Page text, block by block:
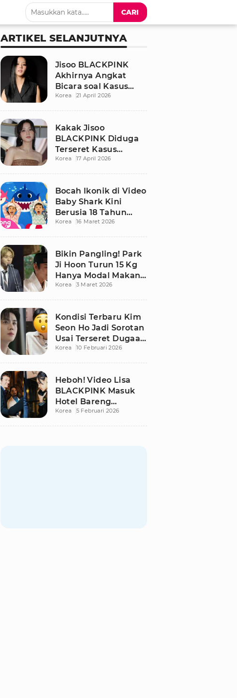
CARI
ARTIKEL SELANJUTNYA
Jisoo BLACKPINK
Akhirnya Angkat
Bicara soal Kasus
Dugaan Pelecehan
Korea 21 April 2026
Kakak Jisoo
BLACKPINK Diduga
Terseret Kasus
Pelecehan Seksual,
Korea 17 April 2026
Bocah Ikonik di Video
Baby Shark Kini
Berusia 18 Tahun
Bikin Publik
Korea 16 Maret 2026
Bikin Pangling! Park
Ji Hoon Turun 15 Kg
Hanya Modal Makan
Apel, Visual
Korea 3 Maret 2026
Kondisi Terbaru Kim
Seon Ho Jadi Sorotan
Usai Terseret Dugaan
Penggelapan Pajak
Korea 10 Februari 2026
Heboh! Video Lisa
BLACKPINK Masuk
Hotel Bareng
Frederic Arnault Picu
Korea 5 Februari 2026